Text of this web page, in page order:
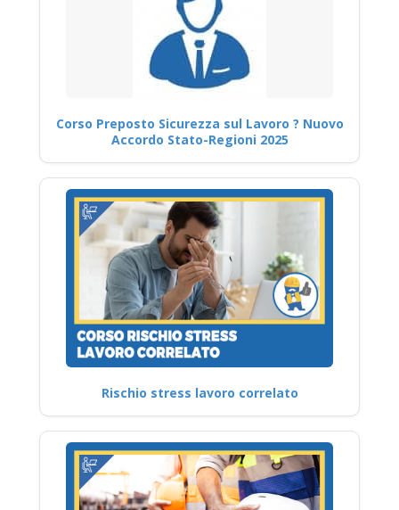
Corso Preposto Sicurezza sul Lavoro ? Nuovo
Accordo Stato-Regioni 2025
Rischio stress lavoro correlato